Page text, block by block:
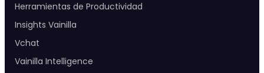
Herramientas de Productividad
Insights Vainilla
Vchat
Vainilla Intelligence